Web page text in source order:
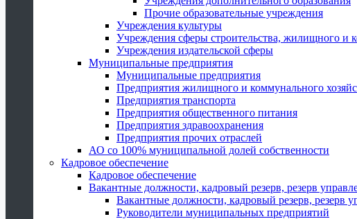
Прочие образовательные учреждения
Учреждения культуры
Учреждения сферы строительства, жилищного и
Учреждения издательской сферы
Муниципальные предприятия
Муниципальные предприятия
Предприятия жилищного и коммунального
Предприятия транспорта
Предприятия общественного питания
Предприятия здравоохранения
Предприятия прочих отраслей
АО со 100% муниципальной долей собственности
Кадровое обеспечение
Кадровое обеспечение
Вакантные должности, кадровый резерв, резерв
Вакантные должности, кадровый резерв, резерв
Руководители муниципальных предприятий